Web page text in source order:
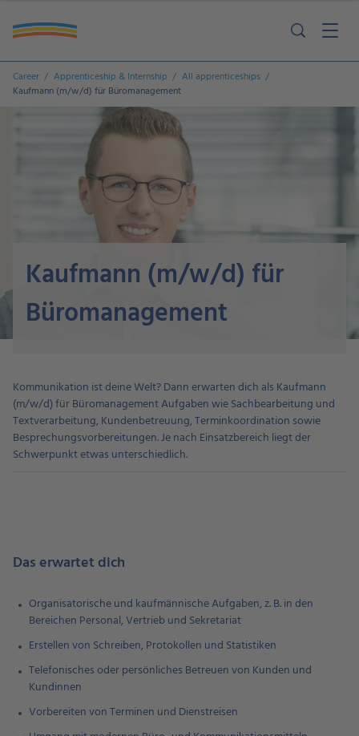
Career Apprenticeship & Internship
All apprenticeships
Kaufmann (m/w/d) für Büromanagement
Kaufmann (m/w/d) für
Büromanagement
Kommunikation ist deine Welt? Dann erwarten dich als Kaufmann
(m/w/d) für Büromanagement Aufgaben wie Sachbearbeitung und
Textverarbeitung, Kundenbetreuung, Terminkoordination sowie
Besprechungsvorbereitungen. Je nach Einsatzbereich liegt der
Schwerpunkt etwas unterschiedlich.
Das erwartet dich
Organisatorische und kaufmännische Aufgaben, z. B. in den
Bereichen Personal, Vertrieb und Sekretariat
Erstellen von Schreiben, Protokollen und Statistiken
Telefonisches oder persönliches Betreuen von Kunden und
Kundinnen
Vorbereiten von Terminen und Dienstreisen